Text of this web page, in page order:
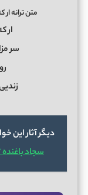
متن ترانه
ار
سر
دیگر آثار این
سجاد